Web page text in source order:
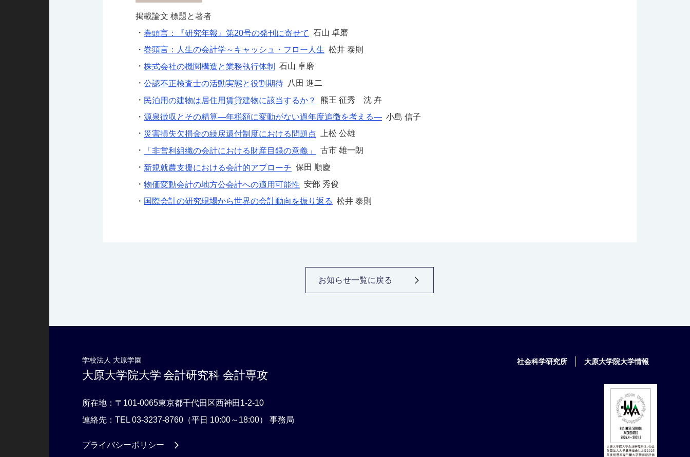
掲載論文 標題と著者
・ 巻頭言：『研究年報』第20号の発刊に寄せて 石山 卓磨
・ 巻頭言：人生の会計学～キャッシュ・フロー人生 松井 泰則
・ 株式会社の機関構造と業務執行体制
石山 卓磨
・ 公認不正検査士の活動実態と役割期待 八田 進二
・ 民泊用の建物は居住用賃貸建物に該当するか？
熊王 征秀 沈 卉
・ 源泉徴収とその精算—年税額に変動がない過年度追徴を考える— 小島 信子
・ 災害損失欠損金の繰戻還付制度における問題点 上松 公雄
・
「非営利組織の会計における財産目録の意義」
古市 雄一朗
・ 新規就農支援における会計的アプローチ 保田 順慶
・ 物価変動会計の地方公会計への適用可能性 安部 秀俊
・ 国際会計の研究現場から世界の会計動向を振り返る 松井 泰則
お知らせ一覧に戻る
学校法人 大原学園
大原大学院大学 会計研究科 会計専攻
所在地：〒101-0065東京都千代田区西神田1-2-10
連絡先：TEL 03-3237-8760 （平日 10:00～18:00） 事務局
プライバシーポリシー
社会科学研究所 大原大学院大学情報